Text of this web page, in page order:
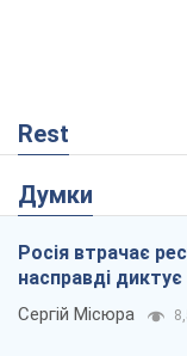
Rest
Думки
Росія втрачає
насправді
Сергій Місюра